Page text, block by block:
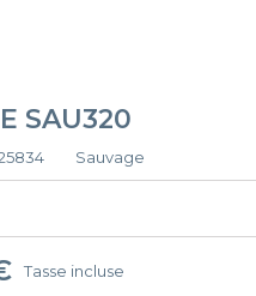
SAU320
Sauvage
Tasse incluse